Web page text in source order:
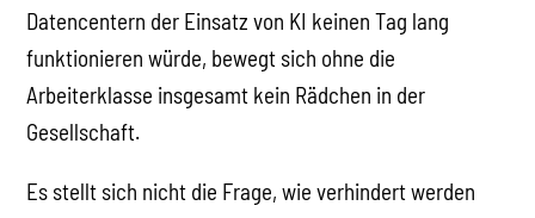
Datencentern der Einsatz von KI keinen Tag lang
funktionieren würde, bewegt sich ohne die
Arbeiterklasse insgesamt kein Rädchen in der
Gesellschaft.
Es stellt sich nicht die Frage, wie verhindert werden